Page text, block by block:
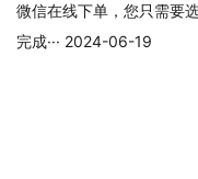
微信在线下单，您只需要
完成··· 2024-06-19